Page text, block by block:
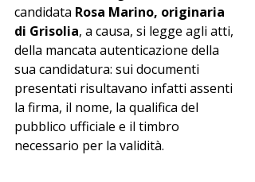
candidata Rosa Marino, originaria
di Grisolia, a causa, si legge agli atti,
della mancata autenticazione della
sua candidatura: sui documenti
presentati risultavano infatti assenti
la firma, il nome, la qualifica del
pubblico ufficiale e il timbro
necessario per la validità.